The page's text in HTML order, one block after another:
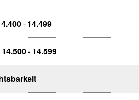
- 14.499
14.500 - 14.599